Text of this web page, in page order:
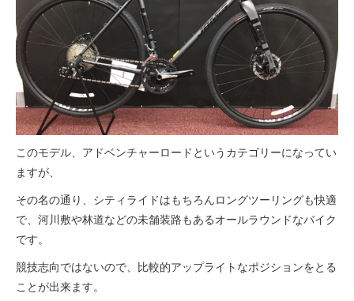
特集
メディア
法人様
法人様向け割引
このモデル、アドベンチャーロードというカテゴリーになってい
ますが、
その名の通り、シティライドはもちろんロングツーリングも快適
で、河川敷や林道などの未舗装路もあるオールラウンドなバイク
です。
競技志向ではないので、比較的アップライトなポジションをとる
ことが出来ます。